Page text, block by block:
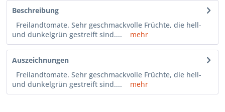
Beschreibung
Freilandtomate. Sehr geschmackvolle Früchte, die hell-
und dunkelgrün gestreift sind....
mehr
Auszeichnungen
Freilandtomate. Sehr geschmackvolle Früchte, die hell-
und dunkelgrün gestreift sind....
mehr